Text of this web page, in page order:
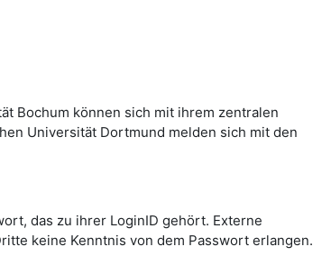
Bochum können sich mit ihrem zentralen
Universität Dortmund melden sich mit den
das zu ihrer LoginID gehört. Externe
keine Kenntnis von dem Passwort erlangen.